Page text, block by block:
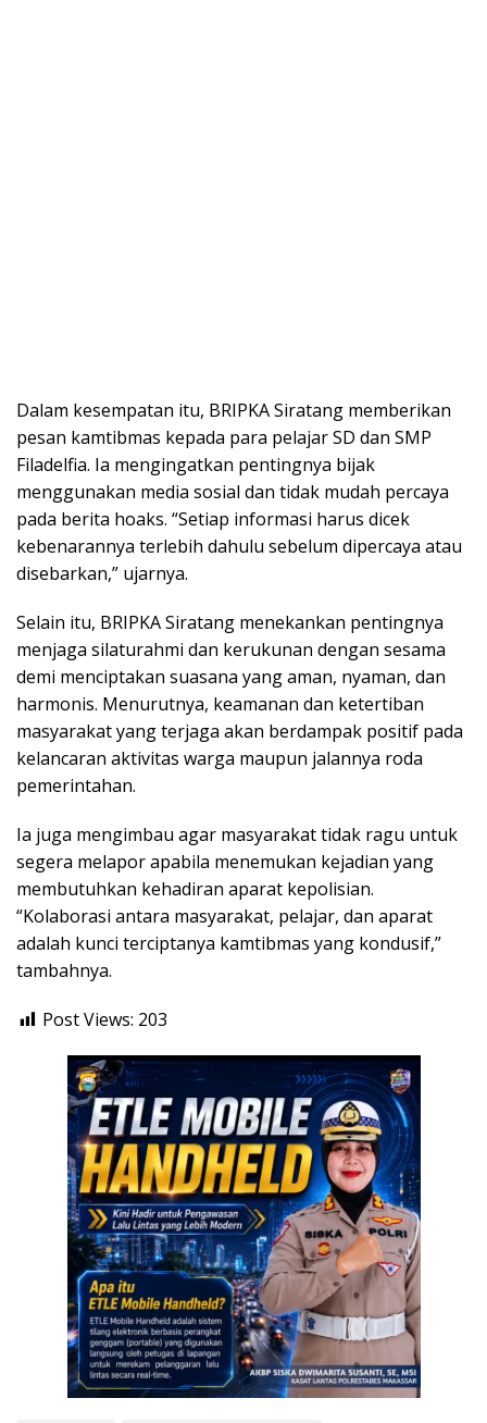
Dalam kesempatan itu, BRIPKA Siratang memberikan
pesan kamtibmas kepada para pelajar SD dan SMP
Filadelfia. Ia mengingatkan pentingnya bijak
menggunakan media sosial dan tidak mudah percaya
pada berita hoaks. “Setiap informasi harus dicek
kebenarannya terlebih dahulu sebelum dipercaya atau
disebarkan,” ujarnya.
Selain itu, BRIPKA Siratang menekankan pentingnya
menjaga silaturahmi dan kerukunan dengan sesama
demi menciptakan suasana yang aman, nyaman, dan
harmonis. Menurutnya, keamanan dan ketertiban
masyarakat yang terjaga akan berdampak positif pada
kelancaran aktivitas warga maupun jalannya roda
pemerintahan.
Ia juga mengimbau agar masyarakat tidak ragu untuk
segera melapor apabila menemukan kejadian yang
membutuhkan kehadiran aparat kepolisian.
“Kolaborasi antara masyarakat, pelajar, dan aparat
adalah kunci terciptanya kamtibmas yang kondusif,”
tambahnya.
Post Views: 203